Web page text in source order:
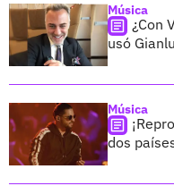
Música
¿Con
usó
Música
dos